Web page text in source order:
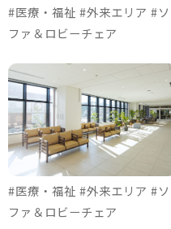
#医療・福祉 #外来エリア #ソ
ファ＆ロビーチェア
#医療・福祉 #外来エリア #ソ
ファ＆ロビーチェア